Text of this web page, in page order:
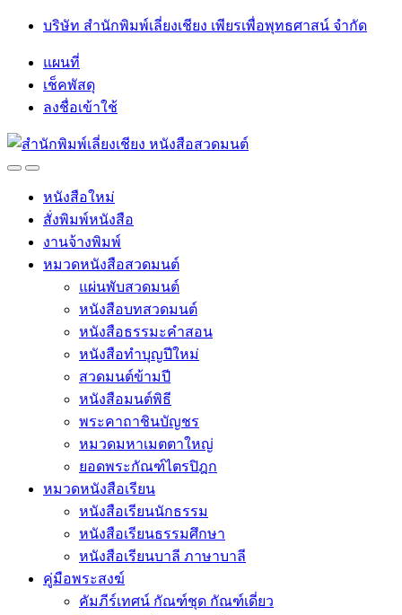
Skip
navigation
Skip
บริษัท สำนักพิมพ์เลี่ยงเชียง เพียรเพื่อพุทธศาสน์ จำกัด
แผนที่
เช็คพัสดุ
ลงชื่อเข้าใช้
OpenClose
หนังสือใหม่
สั่งพิมพ์หนังสือ
งานจ้างพิมพ์
หมวดหนังสือสวดมนต์
แผ่นพับสวดมนต์
หนังสือบทสวดมนต์
หนังสือธรรมะคำสอน
หนังสือทำบุญปีใหม่
สวดมนต์ข้ามปี
หนังสือมนต์พิธี
พระคาถาชินบัญชร
หมวดมหาเมตตาใหญ่
ยอดพระกัณฑ์ไตรปิฎก
หมวดหนังสือเรียน
หนังสือเรียนนักธรรม
หนังสือเรียนธรรมศึกษา
หนังสือเรียนบาลี ภาษาบาลี
คู่มือพระสงฆ์
คัมภีร์เทศน์ กัณฑ์ชุด กัณฑ์เดี่ยว